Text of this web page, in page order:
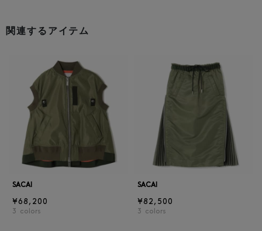
関連するアイテム
SACAI
¥68,200
3 colors
SACAI
¥82,500
3 colors